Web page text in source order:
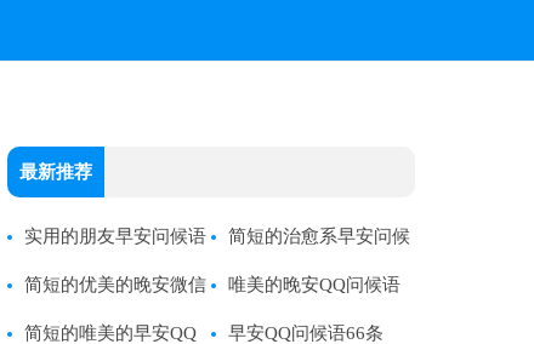
最新推荐
实用的朋友早安问候语
语录
简短的治愈系早安问候
语语录27条
简短的优美的晚安微信
问候语
唯美的晚安QQ问候语
75条
简短的唯美的早安QQ 早安QQ问候语66条